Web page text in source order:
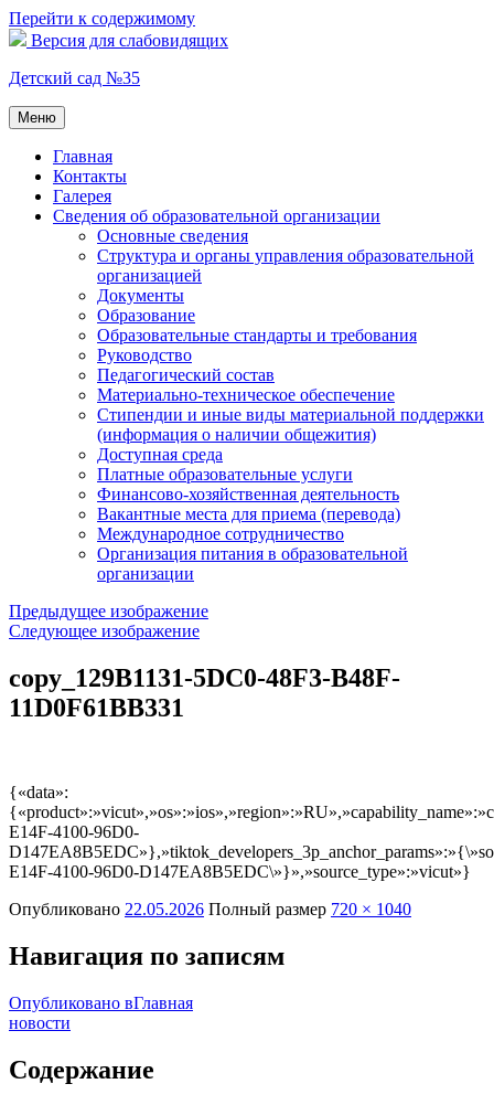
Перейти к содержимому
Версия для слабовидящих
Детский сад №35
Меню
Главная
Контакты
Галерея
Сведения об образовательной организации
Основные сведения
Структура и органы управления образовательной
организацией
Документы
Образование
Образовательные стандарты и требования
Руководство
Педагогический состав
Материально-техническое обеспечение
Стипендии и иные виды материальной поддержки
(информация о наличии общежития)
Доступная среда
Платные образовательные услуги
Финансово-хозяйственная деятельность
Вакантные места для приема (перевода)
Международное сотрудничество
Организация питания в образовательной
организации
Предыдущее изображение
Следующее изображение
copy_129B1131-5DC0-48F3-B48F-
11D0F61BB331
{«data»:
E14F-4100-96D0-
E14F-4100-96D0-D147EA8B5EDC\»}»,»source_type»:»vicut»}
Опубликовано 22.05.2026 Полный размер 720 × 1040
Навигация по записям
Опубликовано вГлавная
новости
Содержание